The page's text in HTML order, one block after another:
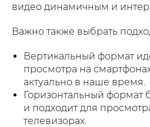
видео динамичным и
Важно также выбрать
Вертикальный формат
просмотра на
актуально в наше время.
Горизонтальный формат
и подходит для
телевизорах.